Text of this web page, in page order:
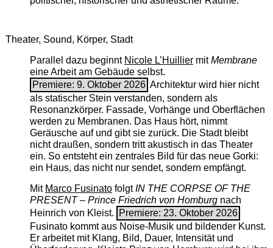
Theater, Sound, Körper, Stadt
Parallel dazu beginnt Nicole L’Huilliermit ­Membrane
eine Arbeit am Gebäude selbst.
Premiere: 9. Oktober 2026 Architektur wird hier nicht
als statischer Stein verstanden, sondern als
Resonanzkörper. Fassade, Vorhänge und Oberflächen
werden zu Membranen. Das Haus hört, nimmt
Geräusche auf und gibt sie zurück. Die Stadt bleibt
nicht draußen, sondern tritt akustisch in das Theater
ein. So entsteht ein zentrales Bild für das neue Gorki:
ein Haus, das nicht nur sendet, sondern empfängt.
Mit Marco FusinatofolgtIN THE CORPSE OF THE
PRESENT – Prince Friedrich von Homburgnach
Heinrich von Kleist.
Premiere: 23. Oktober 2026
Fusinato kommt aus Noise-Musik und bildender Kunst.
Er arbeitet mit Klang, Bild, Dauer, Intensität und